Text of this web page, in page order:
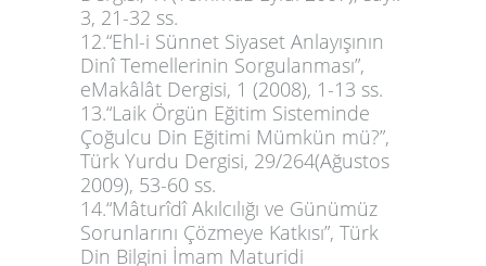
3, 21-32 ss.
12.“Ehl-i Sünnet Siyaset Anlayışının
Dinî Temellerinin Sorgulanması”,
eMakâlât Dergisi, 1 (2008), 1-13 ss.
13.“Laik Örgün Eğitim Sisteminde
Çoğulcu Din Eğitimi Mümkün mü?”,
Türk Yurdu Dergisi, 29/264(Ağustos
2009), 53-60 ss.
14.“Mâturîdî Akılcılığı ve Günümüz
Sorunlarını Çözmeye Katkısı”, Türk
Din Bilgini İmam Maturidi